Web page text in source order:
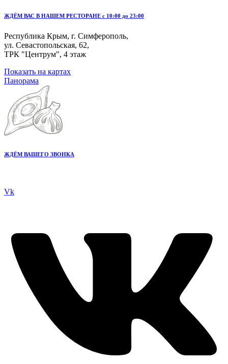
ЖДЁМ ВАС В НАШЕМ РЕСТОРАНЕ с 10:00 до 23:00
Республика Крым, г. Симферополь,
ул. Севастопольская, 62,
ТРК "Центрум", 4 этаж
Показать на картах
Панорама
ЖДЁМ ВАШЕГО ЗВОНКА
Vk